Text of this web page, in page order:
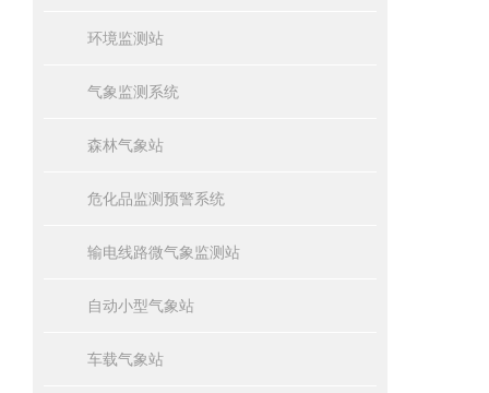
环境监测站
气象监测系统
森林气象站
危化品监测预警系统
输电线路微气象监测站
自动小型气象站
车载气象站